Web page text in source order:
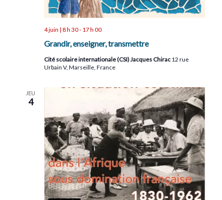
Grandir, enseigner, transmettre
4 juin | 8 h 30- 17 h 00
Cité scolaire internationale (CSI) Jacques Chirac12 rue
Urbain V, Marseille, France
JEU
4